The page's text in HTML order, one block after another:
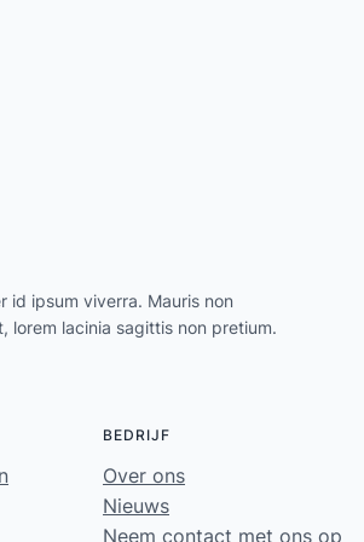
id ipsum viverra. Mauris non
lorem lacinia sagittis non pretium.
BEDRIJF
Over ons
Nieuws
Neem contact met ons op